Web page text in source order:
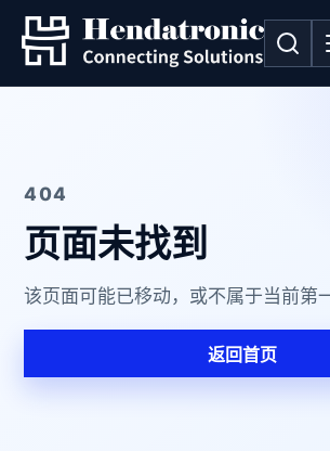
404
页面未找到
该页面可能已移动，或不属于当前第
返回首页